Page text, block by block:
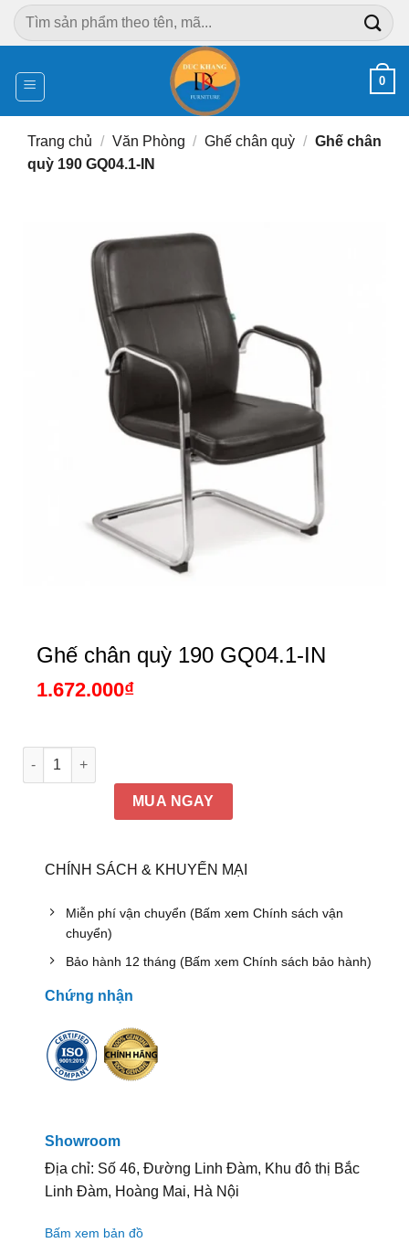
Chuyển
đến
dung
Tìm
kiếm:
0
Trang chủ / Văn Phòng / Ghế chân quỳ / Ghế chân
quỳ 190 GQ04.1-IN
Ghế chân quỳ 190 GQ04.1-IN
1.672.000₫
Ghế chân quỳ 190 GQ04.1-IN số lượng
MUA NGAY
CHÍNH SÁCH & KHUYẾN MẠI
Miễn phí vận chuyển (Bấm xem Chính sách vận
chuyển)
Bảo hành 12 tháng (Bấm xem Chính sách bảo hành)
Chứng nhận
Showroom
Địa chỉ: Số 46, Đường Linh Đàm, Khu đô thị Bắc
Linh Đàm, Hoàng Mai, Hà Nội
Bấm xem bản đồ